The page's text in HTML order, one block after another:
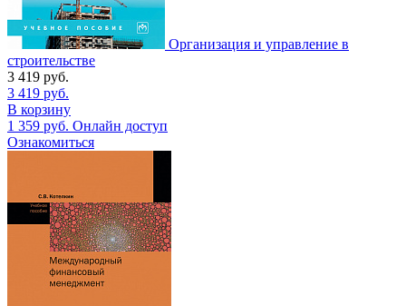
Организация и управление в
строительстве
3 419 руб.
3 419 руб.
В корзину
1 359 руб. Онлайн доступ
Ознакомиться